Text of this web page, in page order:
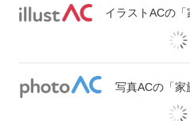
イラストACの
写真ACの「家